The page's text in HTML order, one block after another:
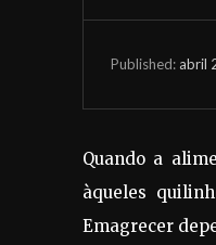
Published: abril
Quando a
àqueles
Emagrecer